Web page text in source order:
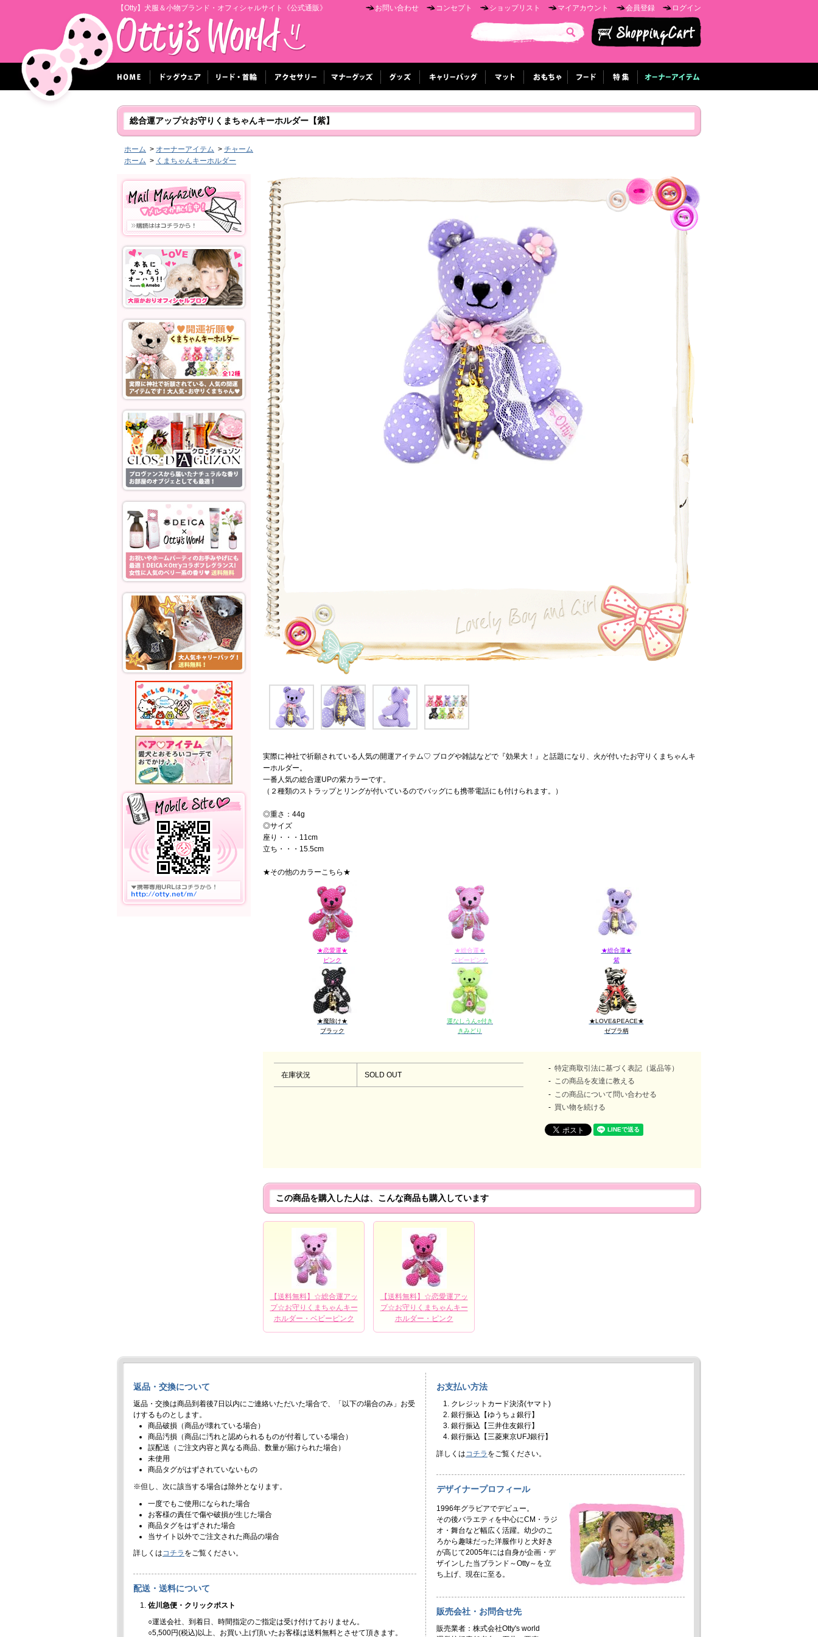
【Otty】犬服＆小物ブランド・オフィシャルサイト《公式通販》 ログイン
会員登録
マイアカウント
ショップリスト
コンセプト
お問い合わせ
総合運アップ☆お守りくまちゃんキーホルダー【紫】
ホーム > オーナーアイテム > チャーム
ホーム > くまちゃんキーホルダー
実際に神社で祈願されている人気の開運アイテム♡ ブログや雑誌などで『効果大！』と話題になり、火が付いたお守りくまちゃんキ
ーホルダー。
一番人気の総合運UPの紫カラーです。
（２種類のストラップとリングが付いているのでバッグにも携帯電話にも付けられます。）
◎重さ：44g
◎サイズ
座り・・・11cm
立ち・・・15.5cm
★その他のカラーこちら★
★恋愛運★
ピンク
★総合運★
ベビーピンク
★総合運★
紫
★魔除け★
ブラック
運なしうん○付き
きみどり
★LOVE&PEACE★
ゼブラ柄
在庫状況 SOLD OUT
特定商取引法に基づく表記（返品等）
この商品を友達に教える
この商品について問い合わせる
買い物を続ける
この商品を購入した人は、こんな商品も購入しています
【送料無料】☆総合運アッ
プ☆お守りくまちゃんキー
ホルダー・ベビーピンク
【送料無料】☆恋愛運アッ
プ☆お守りくまちゃんキー
ホルダー・ピンク
返品・交換について
返品・交換は商品到着後7日以内にご連絡いただいた場合で、「以下の場合のみ」お受
けするものとします。
商品破損（商品が壊れている場合）
商品汚損（商品に汚れと認められるものが付着している場合）
誤配送（ご注文内容と異なる商品、数量が届けられた場合）
未使用
商品タグがはずされていないもの
※但し、次に該当する場合は除外となります。
一度でもご使用になられた場合
お客様の責任で傷や破損が生じた場合
商品タグをはずされた場合
当サイト以外でご注文された商品の場合
詳しくはコチラ をご覧ください。
配送・送料について
佐川急便・クリックポスト
○運送会社、到着日、時間指定のご指定は受け付けておりません。
○5,500円(税込)以上、お買い上げ頂いたお客様は送料無料とさせて頂きます。
お支払い方法
クレジットカード決済(ヤマト)
銀行振込【ゆうちょ銀行】
銀行振込【三井住友銀行】
銀行振込【三菱東京UFJ銀行】
詳しくはコチラ をご覧ください。
デザイナープロフィール
1996年グラビアでデビュー。
その後バラエティを中心にCM・ラジ
オ・舞台など幅広く活躍。幼少のこ
ろから趣味だった洋服作りと犬好き
が高じて2005年には自身が企画・デ
ザインした当ブランド～Otty～を立
ち上げ、現在に至る。
販売会社・お問合せ先
販売業者：株式会社Otty's world